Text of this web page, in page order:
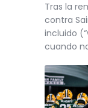
Tras la
contra
incluido
cuando